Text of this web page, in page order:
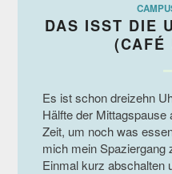
DAS ISST DIE
(CAFÉ
Es ist schon dreizehn
Hälfte der Mittagspause
Zeit, um noch was
mich mein Spaziergang
Einmal kurz